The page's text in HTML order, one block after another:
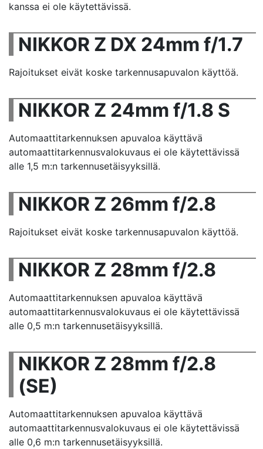
kanssa ei ole käytettävissä.
NIKKOR Z DX 24mm f/1.7
Rajoitukset eivät koske tarkennusapuvalon käyttöä.
NIKKOR Z 24mm f/1.8 S
Automaattitarkennuksen apuvaloa käyttävä
automaattitarkennusvalokuvaus ei ole käytettävissä
alle 1,5 m:n tarkennusetäisyyksillä.
NIKKOR Z 26mm f/2.8
Rajoitukset eivät koske tarkennusapuvalon käyttöä.
NIKKOR Z 28mm f/2.8
Automaattitarkennuksen apuvaloa käyttävä
automaattitarkennusvalokuvaus ei ole käytettävissä
alle 0,5 m:n tarkennusetäisyyksillä.
NIKKOR Z 28mm f/2.8
(SE)
Automaattitarkennuksen apuvaloa käyttävä
automaattitarkennusvalokuvaus ei ole käytettävissä
alle 0,6 m:n tarkennusetäisyyksillä.